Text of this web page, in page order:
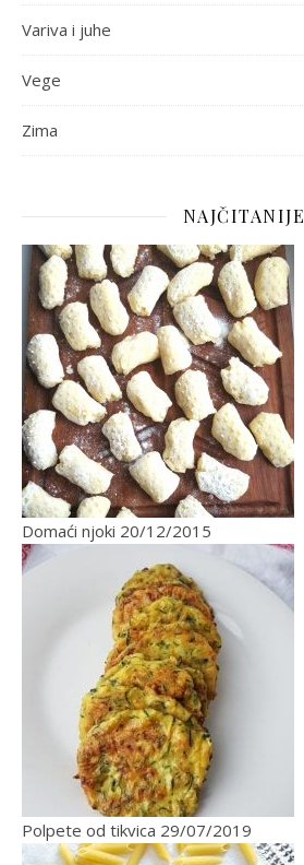
Variva i juhe
Vege
Zima
NAJČITANIJE
Domaći njoki 20/12/2015
Polpete od tikvica 29/07/2019